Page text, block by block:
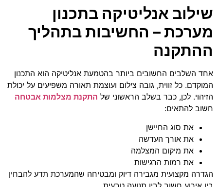
שילוב אנליטיקה בתכנון
מערכת – החשיבות בתהליך
ההתקנה
אחד השלבים החשובים ביותר בהטמעת אנליטיקה הוא התכנון
המוקדם. כל זווית, גובה צילום ועוצמת תאורה משפיעים על יכולת
הזיהוי. לכן, כבר בשלב הראשוני של התקנת מצלמות אבטחה
חשוב להתאים:
את סוג החיישן
את אורך העדשה
את מיקום המצלמה
את רמות הרגישות
הגדרה מקצועית מגבירה דיוק ומבטיחה שהמערכת תדע להבחין